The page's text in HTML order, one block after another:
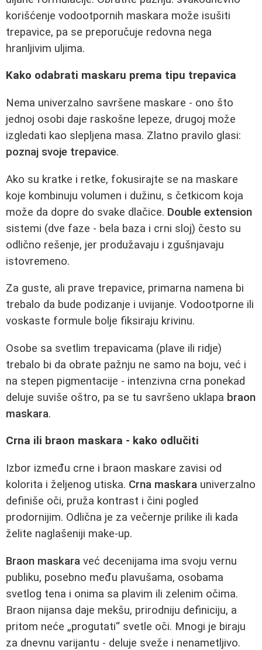
korišćenje vodootpornih maskara može isušiti
trepavice, pa se preporučuje redovna nega
hranljivim uljima.
Kako odabrati maskaru prema tipu trepavica
Nema univerzalno savršene maskare - ono što
jednoj osobi daje raskošne lepeze, drugoj može
izgledati kao slepljena masa. Zlatno pravilo glasi:
poznaj svoje trepavice.
Ako su kratke i retke, fokusirajte se na maskare
koje kombinuju volumen i dužinu, s četkicom koja
može da dopre do svake dlačice. Double extension
sistemi (dve faze - bela baza i crni sloj) često su
odlično rešenje, jer produžavaju i zgušnjavaju
istovremeno.
Za guste, ali prave trepavice, primarna namena bi
trebalo da bude podizanje i uvijanje. Vodootporne ili
voskaste formule bolje fiksiraju krivinu.
Osobe sa svetlim trepavicama (plave ili ridje)
trebalo bi da obrate pažnju ne samo na boju, već i
na stepen pigmentacije - intenzivna crna ponekad
deluje suviše oštro, pa se tu savršeno uklapa braon
maskara.
Crna ili braon maskara - kako odlučiti
Izbor između crne i braon maskare zavisi od
kolorita i željenog utiska. Crna maskara univerzalno
definiše oči, pruža kontrast i čini pogled
prodornijim. Odlična je za večernje prilike ili kada
želite naglašeniji make‑up.
Braon maskara već decenijama ima svoju vernu
publiku, posebno među plavušama, osobama
svetlog tena i onima sa plavim ili zelenim očima.
Braon nijansa daje mekšu, prirodniju definiciju, a
pritom neće „progutati“ svetle oči. Mnogi je biraju
za dnevnu varijantu - deluje sveže i nenametljivo.